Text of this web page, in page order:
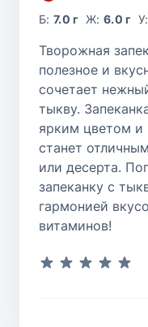
Б:7.0 г Ж: 6.0 г У:
Творожная
полезное и
сочетает
тыкву.
ярким цветом
станет
или десерта.
запеканку с
гармонией
витаминов!